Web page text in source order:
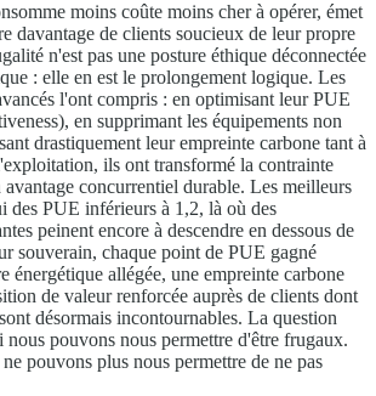
moins coûte moins cher à opérer, émet
davantage de clients soucieux de leur propre
n'est pas une posture éthique déconnectée
: elle en est le prolongement logique. Les
l'ont compris : en optimisant leur PUE
en supprimant les équipements non
drastiquement leur empreinte carbone tant à
ils ont transformé la contrainte
concurrentiel durable. Les meilleurs
des PUE inférieurs à 1,2, là où des
peinent encore à descendre en dessous de
souverain, chaque point de PUE gagné
énergétique allégée, une empreinte carbone
de valeur renforcée auprès de clients dont
désormais incontournables. La question
nous pouvons nous permettre d'être frugaux.
pouvons plus nous permettre de ne pas